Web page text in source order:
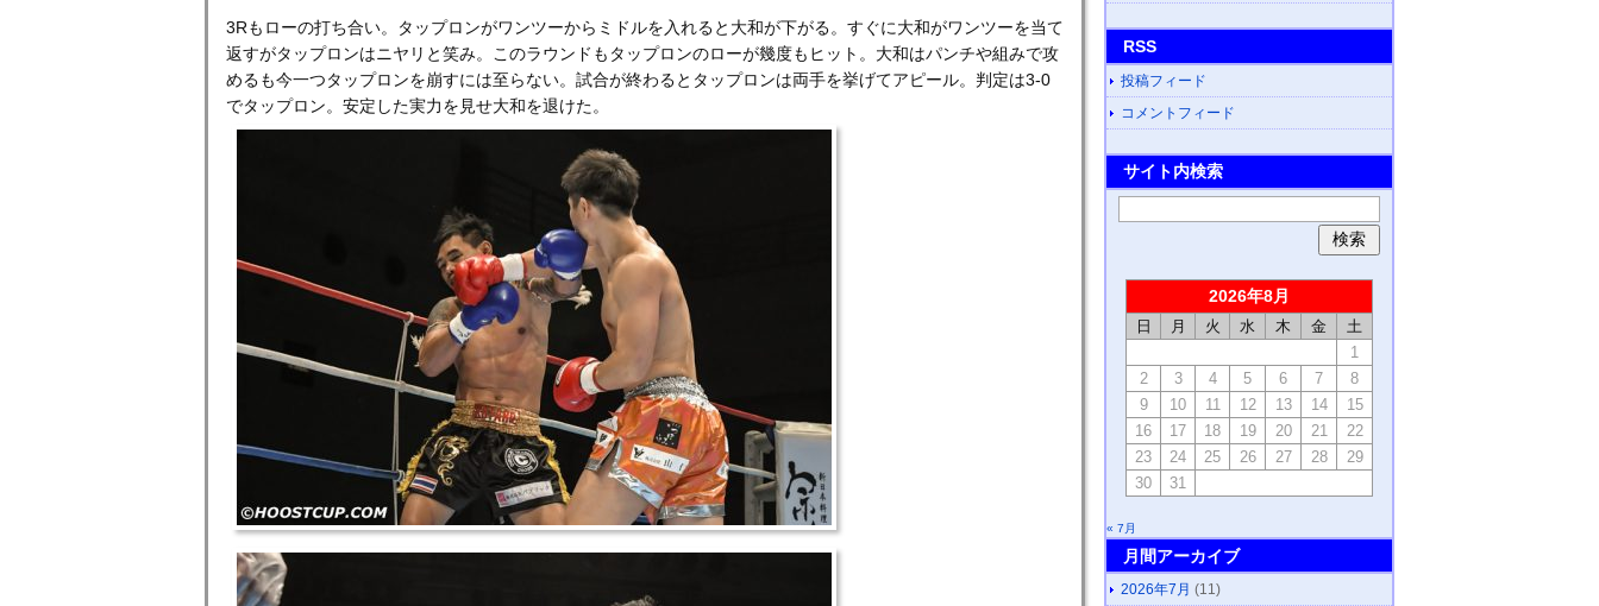
3Rもローの打ち合い。タップロンがワンツーからミドルを入れると大和が下がる。すぐに大和がワンツーを当て
返すがタップロンはニヤリと笑み。このラウンドもタップロンのローが幾度もヒット。大和はパンチや組みで攻
めるも今一つタップロンを崩すには至らない。試合が終わるとタップロンは両手を挙げてアピール。判定は3-0
でタップロン。安定した実力を見せ大和を退けた。
RSS
投稿フィード
コメントフィード
サイト内検索
2026年8月
日 月 火 水 木 金
土
1
2
3 4 5 6 7
8
9
10 11 12 13 14
15
16
17 18 19 20 21
22
23
24 25 26 27 28
29
30
31
« 7月
月間アーカイブ
2026年7月 (11)